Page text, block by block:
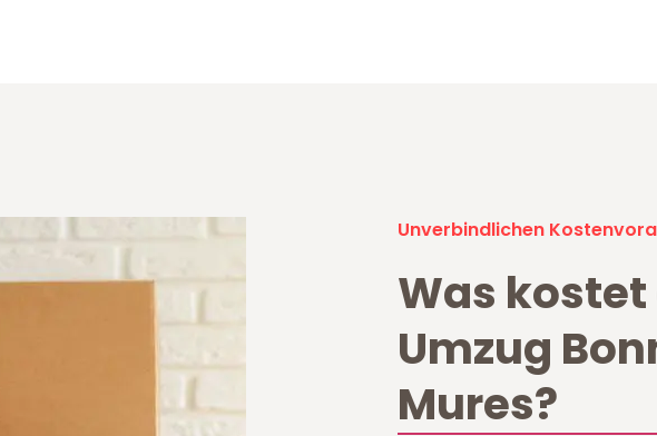
Unverbindlichen
Was kostet
Umzug
Mures?